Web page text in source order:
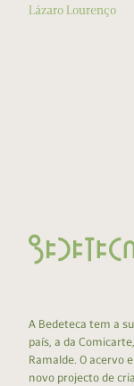
Lázaro Lourenço
A Bedeteca tem a
país, a da
Ramalde. O acervo
novo projecto de